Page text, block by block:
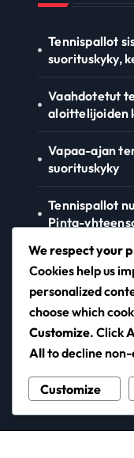
Tennispallot
suorituskyky,
Vaahdotetut
aloittelijoiden
Vapaa-ajan
suorituskyky
Tennispallot
Pinta-
Tennispallot
Pelattavuus,
We respect your
Cookies help us
personalized
choose which
Customize. Click
Allto decline
Customize